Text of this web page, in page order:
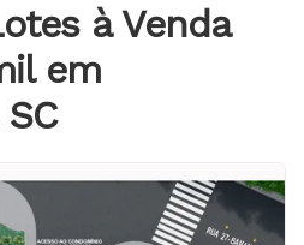
à Venda
em